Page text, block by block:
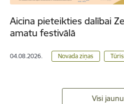
Aicina pieteikties dalībai
amatu festivālā
04.08.2026. Novada ziņas
Visi